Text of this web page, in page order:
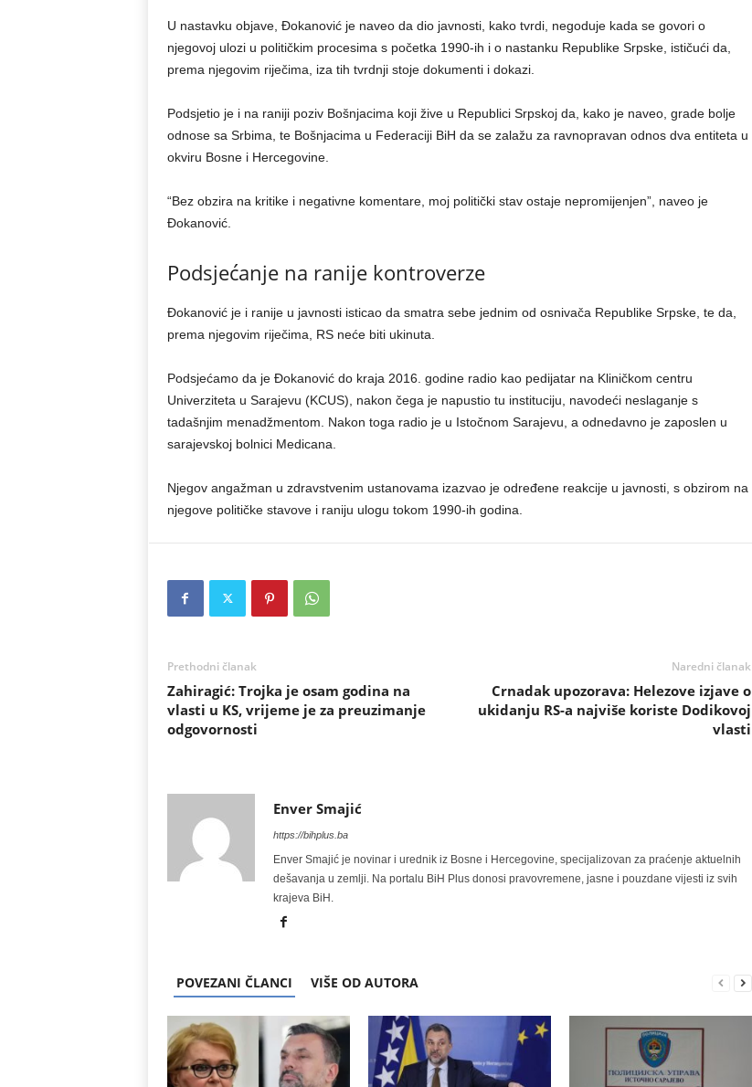
U nastavku objave, Đokanović je naveo da dio javnosti, kako tvrdi, negoduje kada se govori o
njegovoj ulozi u političkim procesima s početka 1990-ih i o nastanku Republike Srpske, ističući da,
prema njegovim riječima, iza tih tvrdnji stoje dokumenti i dokazi.
Podsjetio je i na raniji poziv Bošnjacima koji žive u Republici Srpskoj da, kako je naveo, grade bolje
odnose sa Srbima, te Bošnjacima u Federaciji BiH da se zalažu za ravnopravan odnos dva entiteta u
okviru Bosne i Hercegovine.
“Bez obzira na kritike i negativne komentare, moj politički stav ostaje nepromijenjen”, naveo je
Đokanović.
Podsjećanje na ranije kontroverze
Đokanović je i ranije u javnosti isticao da smatra sebe jednim od osnivača Republike Srpske, te da,
prema njegovim riječima, RS neće biti ukinuta.
Podsjećamo da je Đokanović do kraja 2016. godine radio kao pedijatar na Kliničkom centru
Univerziteta u Sarajevu (KCUS), nakon čega je napustio tu instituciju, navodeći neslaganje s
tadašnjim menadžmentom. Nakon toga radio je u Istočnom Sarajevu, a odnedavno je zaposlen u
sarajevskoj bolnici Medicana.
Njegov angažman u zdravstvenim ustanovama izazvao je određene reakcije u javnosti, s obzirom na
njegove političke stavove i raniju ulogu tokom 1990-ih godina.
Prethodni članak
Zahiragić: Trojka je osam godina na
vlasti u KS, vrijeme je za preuzimanje
odgovornosti
Naredni članak
Crnadak upozorava: Helezove izjave o
ukidanju RS-a najviše koriste Dodikovoj
vlasti
Enver Smajić
https://bihplus.ba
Enver Smajić je novinar i urednik iz Bosne i Hercegovine, specijalizovan za praćenje aktuelnih
dešavanja u zemlji. Na portalu BiH Plus donosi pravovremene, jasne i pouzdane vijesti iz svih
krajeva BiH.
POVEZANI ČLANCI VIŠE OD AUTORA